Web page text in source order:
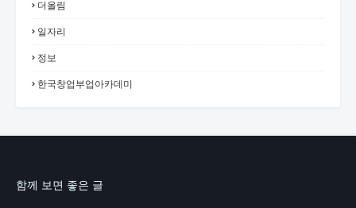
더올림
일자리
정보
한국창업부업아카데미
함께 보면 좋은 글